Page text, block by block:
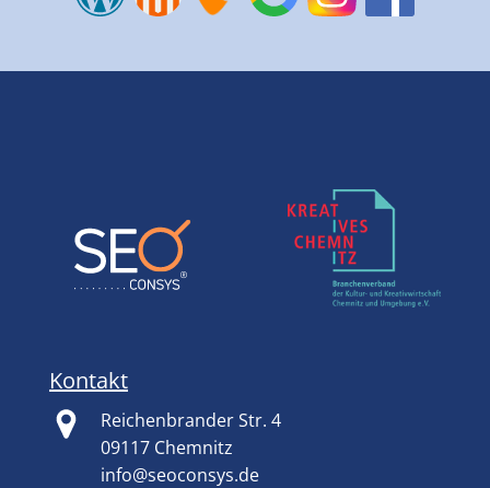
Kontakt
Reichenbrander Str. 4
09117 Chemnitz
info@seoconsys.de